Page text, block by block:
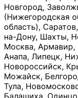
Новгород,
(Нижегородская
область),
на-Дону, Шахты,
Москва, Армавир,
Анапа, Липецк,
Новороссийск,
Можайск,
Тула,
Балашиха,